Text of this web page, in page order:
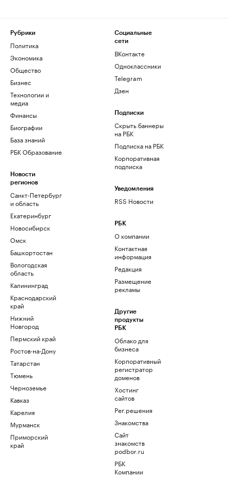
Рубрики
Политика
Экономика
Общество
Бизнес
Технологии и
медиа
Финансы
Биографии
База знаний
РБК Образование
Новости
регионов
Санкт-Петербург
и область
Екатеринбург
Новосибирск
Омск
Башкортостан
Вологодская
область
Калининград
Краснодарский
край
Нижний
Новгород
Пермский край
Ростов-на-Дону
Татарстан
Тюмень
Черноземье
Кавказ
Карелия
Мурманск
Приморский
край
Социальные
сети
ВКонтакте
Одноклассники
Telegram
Дзен
Подписки
Скрыть баннеры
на РБК
Подписка на РБК
Корпоративная
подписка
Уведомления
RSS Новости
РБК
О компании
Контактная
информация
Редакция
Размещение
рекламы
Другие
продукты
РБК
Облако для
бизнеса
Корпоративный
регистратор
доменов
Хостинг
сайтов
Рег.решения
Знакомства
Сайт
знакомств
podbor.ru
РБК
Компании